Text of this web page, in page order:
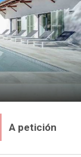
A petición